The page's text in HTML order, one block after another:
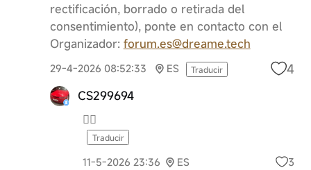
rectificación, borrado o retirada del
consentimiento), ponte en contacto con el
Organizador: forum.es@dreame.tech
29-4-2026 08:52:33 ES Traducir 4
CS299694
👍🏻
Traducir
11-5-2026 23:36 ES 3